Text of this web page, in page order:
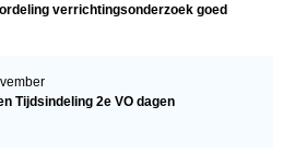
verrichtingsonderzoek goed
Tijdsindeling 2e VO dagen